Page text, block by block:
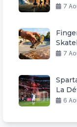
7
7
La
6